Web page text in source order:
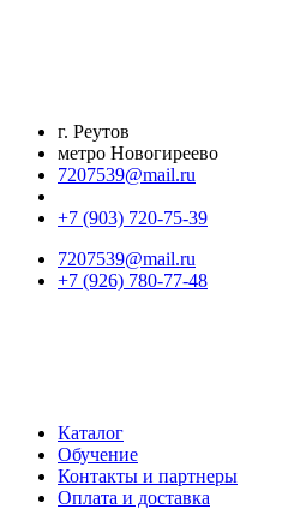
г. Реутов
метро Новогиреево
7207539@mail.ru
+7 (903) 720-75-39
7207539@mail.ru
+7 (926) 780-77-48
Каталог
Обучение
Контакты и партнеры
Оплата и доставка